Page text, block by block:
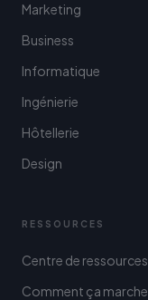
Marketing
Business
Informatique
Ingénierie
Hôtellerie
Design
RESSOURCES
Centre de ressources
Comment ça marche